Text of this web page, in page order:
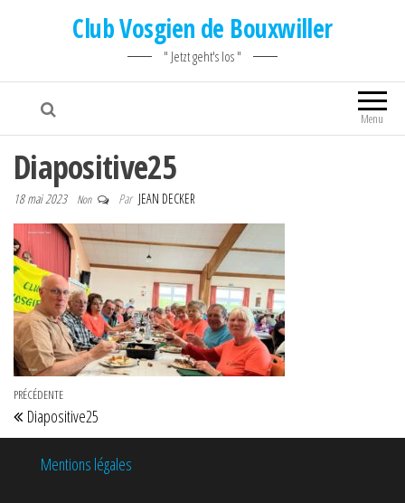
Club Vosgien de Bouxwiller
" Jetzt geht's los "
Menu
Diapositive25
18 mai 2023 Non Par JEAN DECKER
Navigation de l’article
Article précédent
PRÉCÉDENTE
Diapositive25
Mentions légales